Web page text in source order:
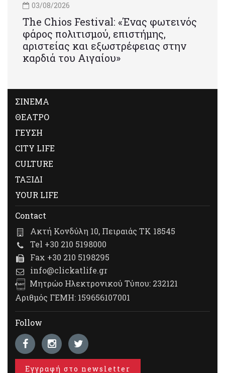
03/08/2026
Τhe Chios Festival: «Ένας φωτεινός
φάρος πολιτισμού, επιστήμης,
αριστείας και εξωστρέφειας στην
καρδιά του Αιγαίου»
ΣΙΝΕΜΑ
ΘΕΑΤΡΟ
ΓΕΥΣΗ
CITY LIFE
CULTURE
ΤΑΞΙΔΙ
YOUR LIFE
Contact
Ακτή Κονδύλη 10, Πειραιάς ΤΚ 18545
Tel +30 210 5198000
Fax +30 210 5198295
info@clickatlife.gr
Μητρώο Ηλεκτρονικού Τύπου: 232121
Αριθμός ΓΕΜΗ: 159656107001
Follow
Εγγραφή στο newsletter